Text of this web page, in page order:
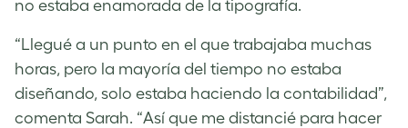
no estaba enamorada de la tipografía.
“Llegué a un punto en el que trabajaba muchas
horas, pero la mayoría del tiempo no estaba
diseñando, solo estaba haciendo la contabilidad”,
comenta Sarah. “Así que me distancié para hacer